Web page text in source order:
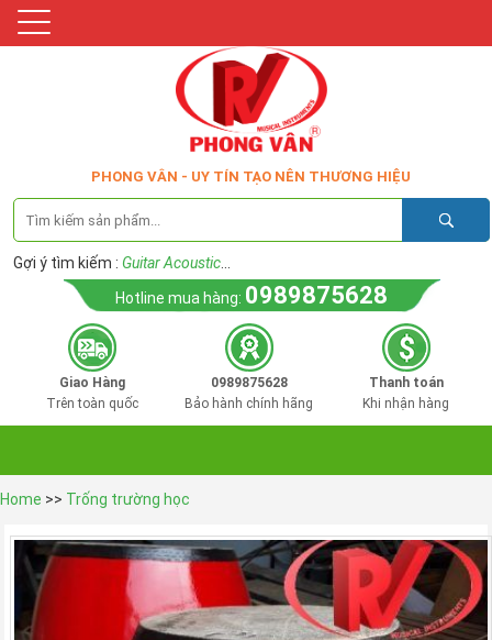
PHONG VÂN - UY TÍN TẠO NÊN THƯƠNG HIỆU
Gợi ý tìm kiếm : Guitar Acoustic
Hotline mua hàng: 0989875628
Giao Hàng
Trên toàn quốc
0989875628
Bảo hành chính hãng
Thanh toán
Khi nhận hàng
Home >> Trống trường học